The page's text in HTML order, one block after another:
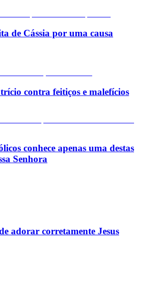
de Cássia por uma causa
contra feitiços e malefícios
conhece apenas uma destas
Senhora
adorar corretamente Jesus